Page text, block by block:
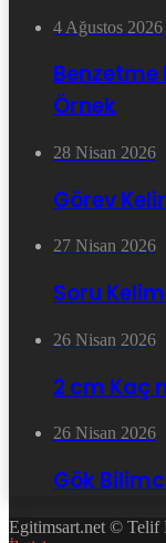
4 Ağustos 2026
Benzetme
Örnek
28 Nisan 2026
Görev
27 Nisan 2026
Soru
26 Nisan 2026
2 cm Kaç
26 Nisan 2026
Gök
Egitimsart.net © Telif